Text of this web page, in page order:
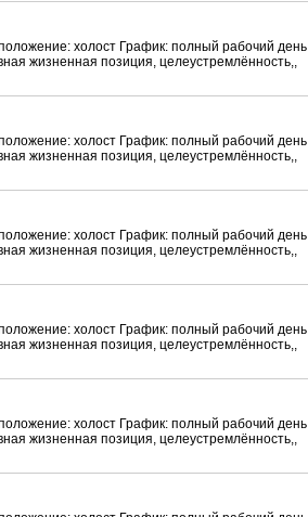
холост График: полный рабочий день
жизненная позиция, целеустремлённость,,
холост График: полный рабочий день
жизненная позиция, целеустремлённость,,
холост График: полный рабочий день
жизненная позиция, целеустремлённость,,
холост График: полный рабочий день
жизненная позиция, целеустремлённость,,
холост График: полный рабочий день
жизненная позиция, целеустремлённость,,